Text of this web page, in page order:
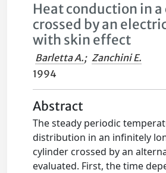
Heat conduction in
crossed by an
with skin effect
Barletta A.; Zanchini E.
1994
Abstract
The steady periodic
distribution in an infinitely
cylinder crossed by an
evaluated. First, the time